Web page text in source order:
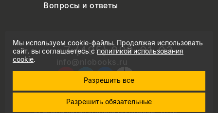
Вопросы и ответы
+7 (495) 229-91-03
info@nlobooks.ru
Мы используем cookie-файлы. Продолжая использовать
сайт, вы соглашаетесь сполитикой использования
cookie.
Разрешить все
Разрешить обязательные